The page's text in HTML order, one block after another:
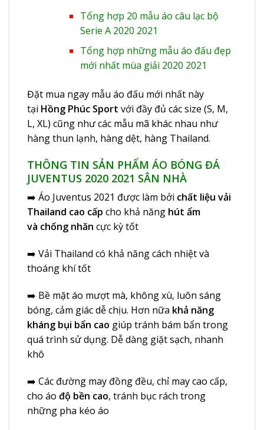
Tổng hợp 20 mẫu áo câu lạc bộ
Serie A 2020 2021
Tổng hợp những mẫu áo đấu đẹp
mới nhất mùa giải 2020 2021
Đặt mua ngay mẫu áo đấu mới nhất này
tại Hồng Phúc Sport với đầy đủ các size (S, M,
L, XL) cũng như các mẫu mã khác nhau như
hàng thun lạnh, hàng dệt, hàng Thailand.
THÔNG TIN SẢN PHẨM ÁO BÓNG ĐÁ
JUVENTUS 2020 2021 SÂN NHÀ
➡️ Áo Juventus 2021 được làm bởi chất liệu vải
Thailand cao cấp cho khả năng hút ẩm
và chống nhăn cực kỳ tốt
➡️ Vải Thailand có khả năng cách nhiệt và
thoáng khí tốt
➡️ Bề mặt áo mượt mà, không xù, luôn sáng
bóng, cảm giác dễ chịu. Hơn nữa khả năng
kháng bụi bẩn cao giúp tránh bám bẩn trong
quá trình sử dụng. Dễ dàng giặt sạch, nhanh
khô
➡️ Các đường may đồng đều, chỉ may cao cấp,
cho áo độ bền cao, tránh bục rách trong
những pha kéo áo